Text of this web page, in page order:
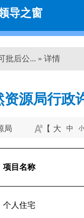
导之窗
批后公... » 详情
源局行政
局 【 大 中 小
项目名称
个人住宅